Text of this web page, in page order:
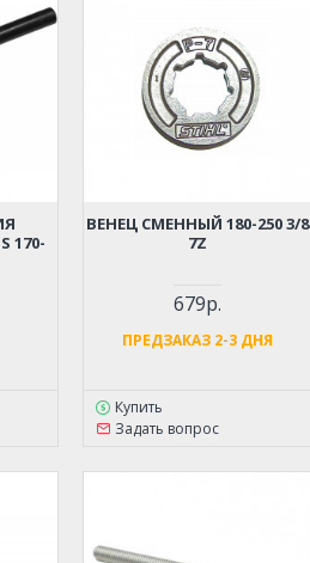
170-
ВЕНЕЦ СМЕННЫЙ 180-250 3/8
7Z
679р.
ПРЕДЗАКАЗ 2-3 ДНЯ
Купить
Задать вопрос